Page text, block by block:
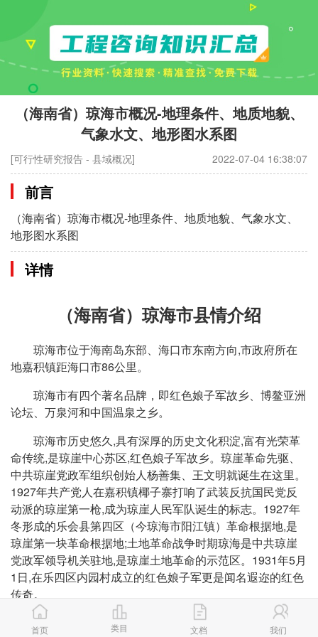
（海南省）琼海市概况-地理条件、地质地貌、
气象水文、地形图水系图
[可行性研究报告 - 县域概况] 2022-07-04 16:38:07
前言
（海南省）琼海市概况-地理条件、地质地貌、气象水文、
地形图水系图
详情
（海南省）琼海市县情介绍
琼海市位于海南岛东部、海口市东南方向,市政府所在
地嘉积镇距海口市86公里。
琼海市有四个著名品牌，即红色娘子军故乡、博鳌亚洲
论坛、万泉河和中国温泉之乡。
琼海市历史悠久,具有深厚的历史文化积淀,富有光荣革
命传统,是琼崖中心苏区,红色娘子军故乡。琼崖革命先驱、
中共琼崖党政军组织创始人杨善集、王文明就诞生在这里。
1927年共产党人在嘉积镇椰子寨打响了武装反抗国民党反
动派的琼崖第一枪,成为琼崖人民军队诞生的标志。1927年
冬形成的乐会县第四区（今琼海市阳江镇）革命根据地,是
琼崖第一块革命根据地;土地革命战争时期琼海是中共琼崖
党政军领导机关驻地,是琼崖土地革命的示范区。1931年5月
1日,在乐四区内园村成立的红色娘子军更是闻名遐迩的红色
传奇。
2001年2月27日,博鳌亚洲论坛成立大会在琼海市博鳌
首页 类目 文档 我们